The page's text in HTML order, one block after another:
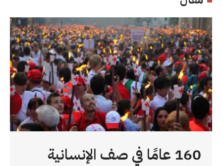
160 عامًا في صف الإنسانية